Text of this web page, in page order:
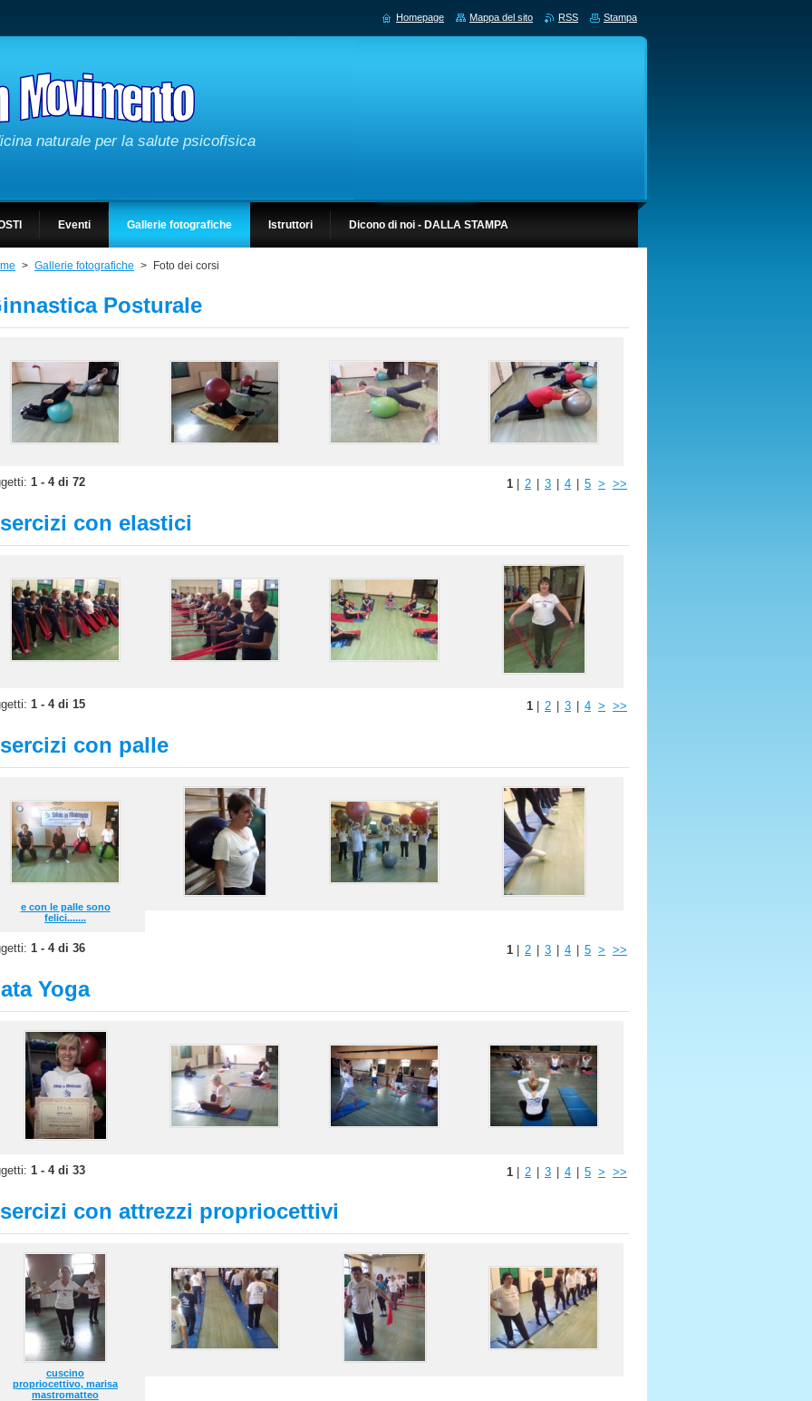
naturale per la salute psicofisica
Eventi Gallerie fotografiche Istruttori Dicono di noi - DALLA STAMPA
> Gallerie fotografiche > Foto dei corsi
Posturale
1 - 4 di 72 1 2 3 4 5 > >>
con elastici
1 - 4 di 15 1 2 3 4 > >>
con palle
e con le palle sono
felici.......
1 - 4 di 36 1 2 3 4 5 > >>
Yoga
1 - 4 di 33 1 2 3 4 5 > >>
con attrezzi propriocettivi
cuscino
propriocettivo, marisa
mastromatteo
Homepage Mappa del sito RSS Stampa